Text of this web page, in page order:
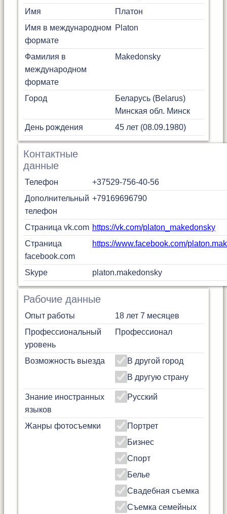
Имя
Платон
Имя в международном
формате
Platon
Фамилия в
международном
формате
Makedonsky
Город
Беларусь (Belarus)
Минская обл. Минск
День рождения
45 лет (08.09.1980)
Контактные
данные
Телефон
+37529-756-40-56
Дополнительный
телефон
+79169696790
Страница vk.com https://vk.com/platon_makedonsky
Страница
facebook.com
https://www.facebook.com/
Skype platon.makedonsky
Рабочие данные
Опыт работы
18 лет 7 месяцев
Профессиональный
уровень
Профессионал
Возможность выезда
В другой город
В другую страну
Знание иностранных
языков
Русский
Жанры фотосъемки
Портрет
Бизнес
Спорт
Белье
Свадебная съемка
Съемка семейных